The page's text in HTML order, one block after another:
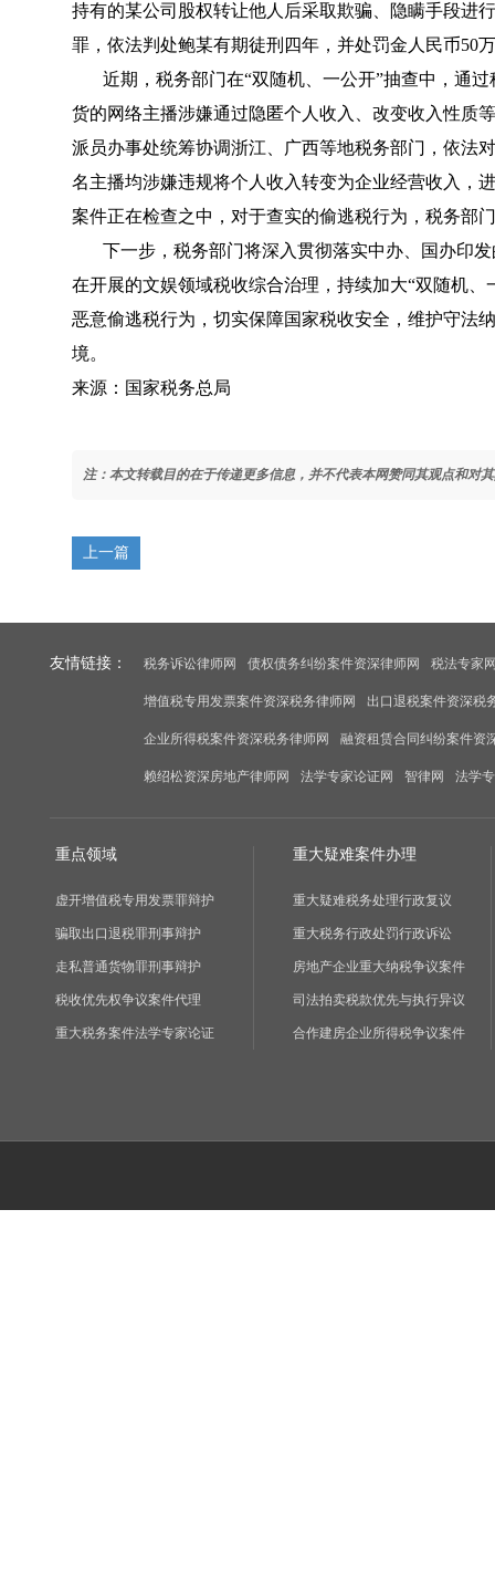
持有的某公司股权转让他人后采取欺骗、隐瞒手段进
罪，依法判处鲍某有期徒刑四年，并处罚金人民币50
近期，税务部门在“双随机、一公开”抽查中，通
货的网络主播涉嫌通过隐匿个人收入、改变收入性质
派员办事处统筹协调浙江、广西等地税务部门，依法
名主播均涉嫌违规将个人收入转变为企业经营收入，
案件正在检查之中，对于查实的偷逃税行为，税务部
下一步，税务部门将深入贯彻落实中办、国办印
在开展的文娱领域税收综合治理，持续加大“双随机
恶意偷逃税行为，切实保障国家税收安全，维护守法
境。
来源：国家税务总局
注：本文转载目的在于传递更多信息，并不代表本网赞同其观点和对
上一篇
友情链接： 税务诉讼律师网 债权债务纠纷案件资深律师网 税法专家
增值税专用发票案件资深税务律师网 出口退税案件资深税
企业所得税案件资深税务律师网 融资租赁合同纠纷案件资
赖绍松资深房地产律师网 法学专家论证网 智律网 法学
重点领域
虚开增值税专用发票罪辩护
骗取出口退税罪刑事辩护
走私普通货物罪刑事辩护
税收优先权争议案件代理
重大税务案件法学专家论证
重大疑难案件办理
重大疑难税务处理行政复议
重大税务行政处罚行政诉讼
房地产企业重大纳税争议案件
司法拍卖税款优先与执行异议
合作建房企业所得税争议案件